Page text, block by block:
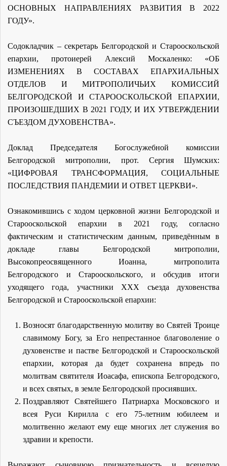
ОСНОВНЫХ НАПРАВЛЕНИЯХ РАЗВИТИЯ В 2022
ГОДУ».
Содокладчик – секретарь Белгородской и Старооскольской
епархии, протоиерей Алексий Москаленко: «ОБ
ИЗМЕНЕНИЯХ В СОСТАВАХ ЕПАРХИАЛЬНЫХ
ОТДЕЛОВ И МИТРОПОЛИЧЬИХ КОМИССИЙ
БЕЛГОРОДСКОЙ И СТАРООСКОЛЬСКОЙ ЕПАРХИИ,
ПРОИЗОШЕДШИХ В 2021 ГОДУ, И ИХ УТВЕРЖДЕНИИ
СЪЕЗДОМ ДУХОВЕНСТВА».
Доклад Председателя Богослужебной комиссии
Белгородской митрополии, прот. Сергия Шумских:
«ЦИФРОВАЯ ТРАНСФОРМАЦИЯ, СОЦИАЛЬНЫЕ
ПОСЛЕДСТВИЯ ПАНДЕМИИ И ОТВЕТ ЦЕРКВИ».
Ознакомившись с ходом церковной жизни Белгородской и
Старооскольской епархии в 2021 году, согласно
фактическим и статистическим данным, приведённым в
докладе главы Белгородской митрополии,
Высокопреосвященного Иоанна, митрополита
Белгородского и Старооскольского, и обсудив итоги
уходящего года, участники XXX съезда духовенства
Белгородской и Старооскольской епархии:
Возносят благодарственную молитву во Святей Троице
славимому Богу, за Его непрестанное благоволение о
духовенстве и пастве Белгородской и Старооскольской
епархии, которая да будет сохранена впредь по
молитвам святителя Иоасафа, епископа Белгородского,
и всех святых, в земле Белгородской просиявших.
Поздравляют Святейшего Патриарха Московского и
всея Руси Кирилла с его 75-летним юбилеем и
молитвенно желают ему еще многих лет служения во
здравии и крепости.